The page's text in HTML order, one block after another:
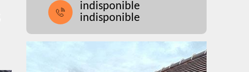
indisponible
indisponible